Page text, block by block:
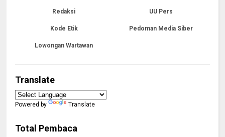
Redaksi UU Pers
Kode Etik Pedoman Media Siber
Lowongan Wartawan
Translate
Powered by Translate
Total Pembaca